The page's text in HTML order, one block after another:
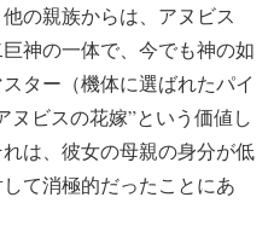
の親族からは、アヌビス
神の一体で、今でも神の如
ター（機体に選ばれたパイ
ヌビスの花嫁”という価値し
は、彼女の母親の身分が低
て消極的だったことにあ